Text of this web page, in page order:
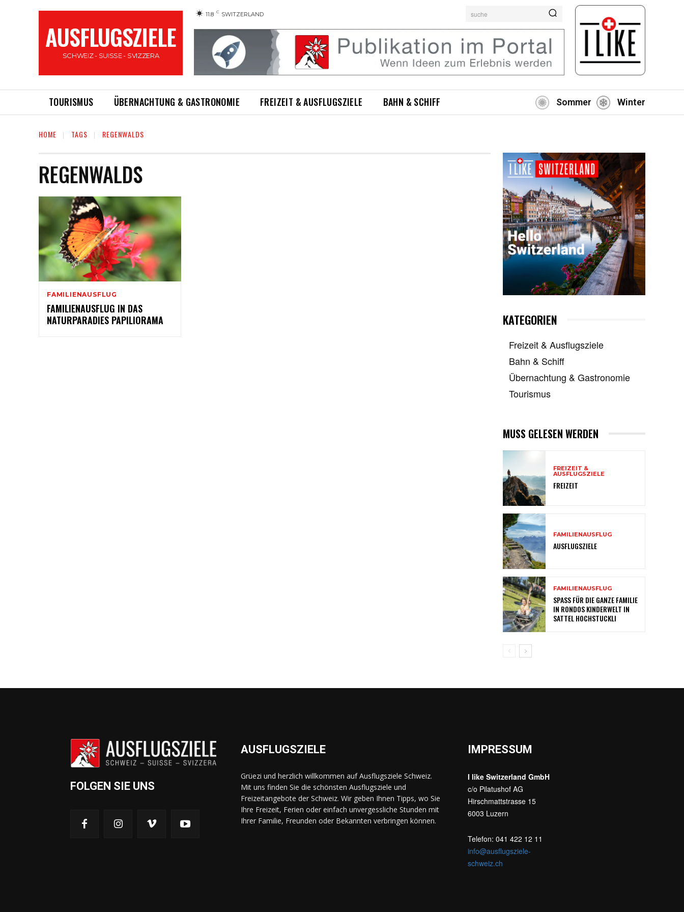
AUSFLUGSZIELE
SCHWEIZ - SUISSE - SVIZZERA
11.8 C SWITZERLAND suche
TOURISMUS ÜBERNACHTUNG & GASTRONOMIE FREIZEIT & AUSFLUGSZIELE BAHN & SCHIFF Sommer Winter
HOME TAGS REGENWALDS
REGENWALDS
FAMILIENAUSFLUG
FAMILIENAUSFLUG IN DAS
NATURPARADIES PAPILIORAMA
KATEGORIEN
Freizeit & Ausflugsziele
Bahn & Schiff
Übernachtung & Gastronomie
Tourismus
MUSS GELESEN WERDEN
FREIZEIT &
AUSFLUGSZIELE
FREIZEIT
FAMILIENAUSFLUG
AUSFLUGSZIELE
FAMILIENAUSFLUG
SPASS FÜR DIE GANZE FAMILIE
IN RONDOS KINDERWELT IN
SATTEL HOCHSTUCKLI
FOLGEN SIE UNS
AUSFLUGSZIELE
Grüezi und herzlich willkommen auf Ausflugsziele Schweiz.
Mit uns finden Sie die schönsten Ausflugsziele und
Freizeitangebote der Schweiz. Wir geben Ihnen Tipps, wo Sie
Ihre Freizeit, Ferien oder einfach unvergessliche Stunden mit
Ihrer Familie, Freunden oder Bekannten verbringen können.
IMPRESSUM
I like Switzerland GmbH
c/o Pilatushof AG
Hirschmattstrasse 15
6003 Luzern
Telefon: 041 422 12 11
info@ausflugsziele-
schweiz.ch